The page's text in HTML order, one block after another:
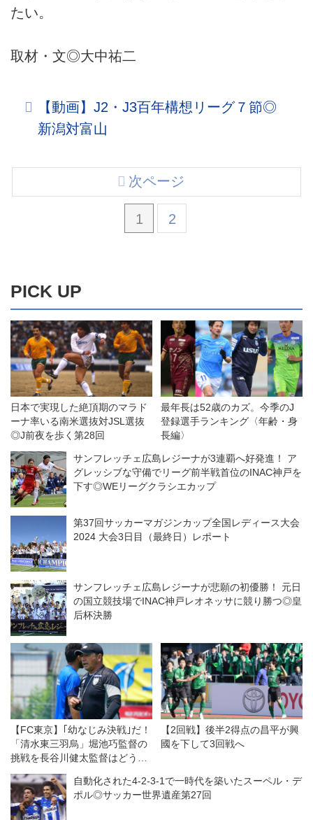
たい。
取材・文◎大中祐二
【動画】J2・J3百年構想リーグ７節◎
新潟対富山
1 2
次ページ
PICK UP
日本で実現した絶頂期のマラド
ーナ率いる南米選抜対JSL選抜
◎J前夜を歩く第28回
最年長は52歳のカズ。今季のJ
登録選手ランキング〈年齢・身
長編〉
サンフレッチェ広島レジーナが3連覇へ好発進！ ア
グレッシブな守備でリーグ前半戦首位のINAC神戸を
下す◎WEリーグクラシエカップ
第37回サッカーマガジンカップ全国レディース大会
2024 大会3日目（最終日）レポート
サンフレッチェ広島レジーナが悲願の初優勝！ 元日
の国立競技場でINAC神戸レオネッサに競り勝つ◎皇
后杯決勝
【FC東京】｢幼なじみ決戦｣だ！
「清水東三羽烏」堀池巧監督の
挑戦を長谷川健太監督はどう受
け止めるか
【2回戦】後半2得点の昌平が興
國を下して3回戦へ
自動化された4-2-3-1で一時代を築いたスーペル・デ
ポル◎サッカー世界遺産第27回